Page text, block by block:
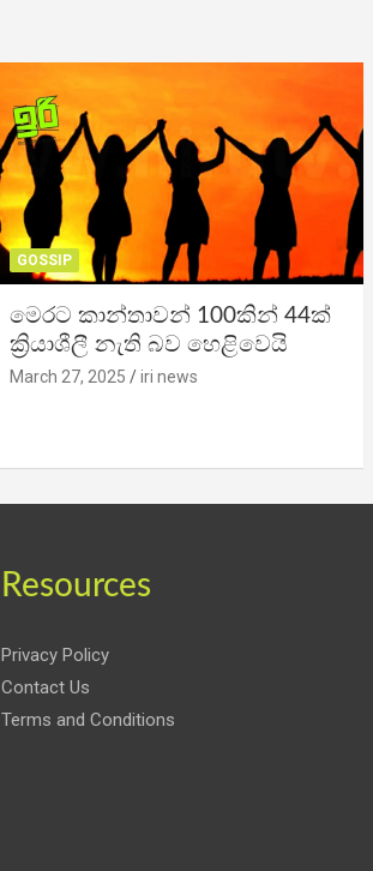
GOSSIP
මෙරට කාන්තාවන් 100කින් 44ක්
ක්‍රියාශීලී නැති බව හෙළිවෙයි
March 27, 2025 iri news
Resources
Privacy Policy
Contact Us
Terms and Conditions